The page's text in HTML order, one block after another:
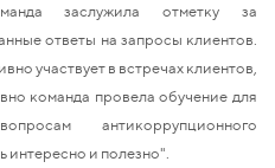
заслужила отметку за
ответы на запросы клиентов.
участвует в встречах клиентов,
команда провела обучение для
антикоррупционного
интересно и полезно".